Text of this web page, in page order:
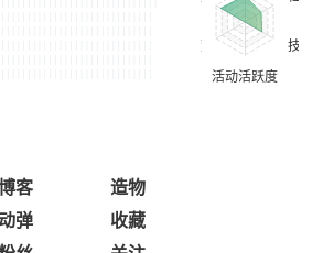
客
造物
弹
收藏